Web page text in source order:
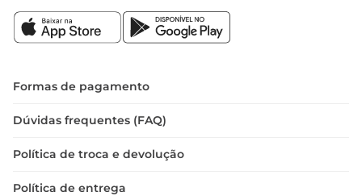
Formas de pagamento
Dúvidas frequentes (FAQ)
Política de troca e devolução
Política de entrega